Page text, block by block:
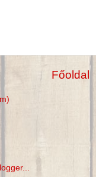
Főoldal